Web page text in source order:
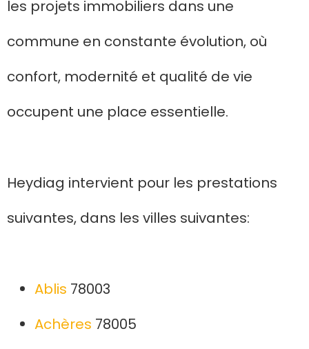
les projets immobiliers dans une
commune en constante évolution, où
confort, modernité et qualité de vie
occupent une place essentielle.
Heydiag intervient pour les prestations
suivantes, dans les villes suivantes:
Ablis 78003
Achères 78005